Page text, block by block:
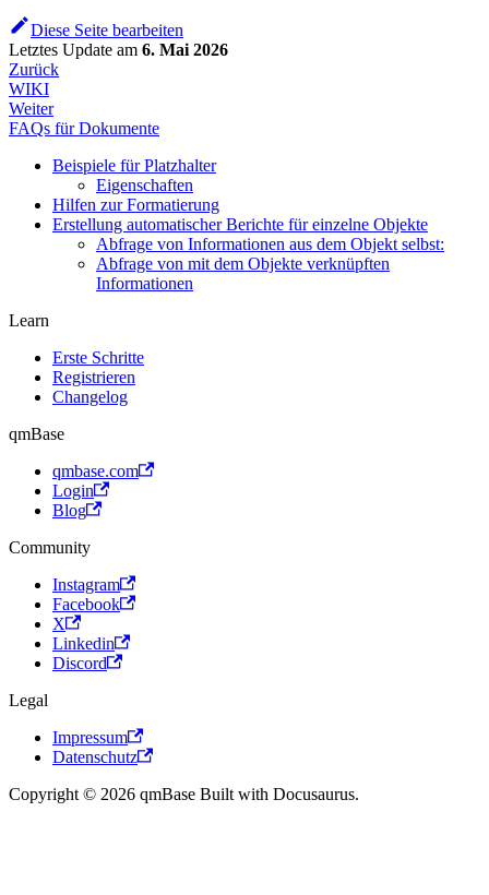
Diese Seite bearbeiten
Letztes Update am 6. Mai 2026
Zurück
WIKI
Weiter
FAQs für Dokumente
Beispiele für Platzhalter
Eigenschaften
Hilfen zur Formatierung
Erstellung automatischer Berichte für einzelne Objekte
Abfrage von Informationen aus dem Objekt selbst:
Abfrage von mit dem Objekte verknüpften
Informationen
Learn
Erste Schritte
Registrieren
Changelog
qmBase
qmbase.com
Login
Blog
Community
Instagram
Facebook
X
Linkedin
Discord
Legal
Impressum
Datenschutz
Copyright © 2026 qmBase Built with Docusaurus.